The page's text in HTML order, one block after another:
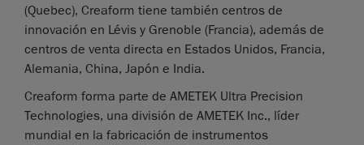
(Quebec), Creaform tiene también centros de
innovación en Lévis y Grenoble (Francia), además de
centros de venta directa en Estados Unidos, Francia,
Alemania, China, Japón e India.
Creaform forma parte de AMETEK Ultra Precision
Technologies, una división de AMETEK Inc., líder
mundial en la fabricación de instrumentos